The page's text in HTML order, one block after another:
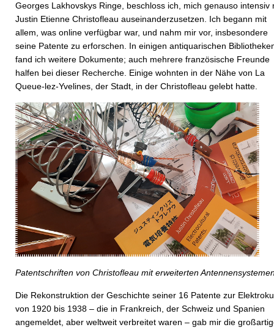
Georges Lakhovskys Ringe, beschloss ich, mich genauso intensiv
Justin Etienne Christofleau auseinanderzusetzen. Ich begann mit
allem, was online verfügbar war, und nahm mir vor, insbesondere
seine Patente zu erforschen. In einigen antiquarischen
fand ich weitere Dokumente; auch mehrere französische Freunde
halfen bei dieser Recherche. Einige wohnten in der Nähe von La
Queue-lez-Yvelines, der Stadt, in der Christofleau gelebt hatte.
Patentschriften von Christofleau mit erweiterten
Die Rekonstruktion der Geschichte seiner 16 Patente zur
von 1920 bis 1938 – die in Frankreich, der Schweiz und Spanien
angemeldet, aber weltweit verbreitet waren – gab mir die